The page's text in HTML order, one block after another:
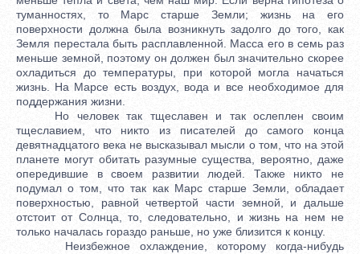
туманностях, то Марс старше Земли; жизнь на его
поверхности должна была возникнуть задолго до того, как
Земля перестала быть расплавленной. Масса его в семь раз
меньше земной, поэтому он должен был значительно скорее
охладиться до температуры, при которой могла начаться
жизнь. На Марсе есть воздух, вода и все необходимое для
поддержания жизни.
Но человек так тщеславен и так ослеплен своим
тщеславием, что никто из писателей до самого конца
девятнадцатого века не высказывал мысли о том, что на этой
планете могут обитать разумные существа, вероятно, даже
опередившие в своем развитии людей. Также никто не
подумал о том, что так как Марс старше Земли, обладает
поверхностью, равной четвертой части земной, и дальше
отстоит от Солнца, то, следовательно, и жизнь на нем не
только началась гораздо раньше, но уже близится к концу.
Неизбежное охлаждение, которому когда-нибудь